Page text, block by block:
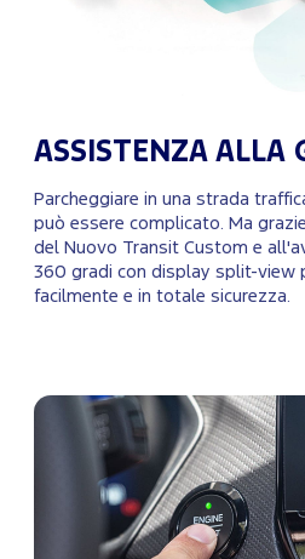
ASSISTENZA ALLA
Parcheggiare in una strada
può essere complicato. Ma
del Nuovo Transit Custom e
360 gradi con display split-view
facilmente e in totale sicurezza.